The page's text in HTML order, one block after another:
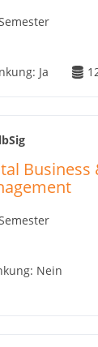
Ja
Business
Nein